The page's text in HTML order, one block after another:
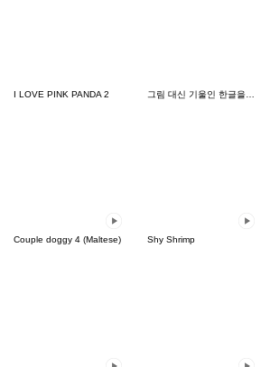
I LOVE PINK PANDA 2 그림 대신 기울인 한글을 드리겠습니다!
Couple doggy 4 (Maltese) Shy Shrimp